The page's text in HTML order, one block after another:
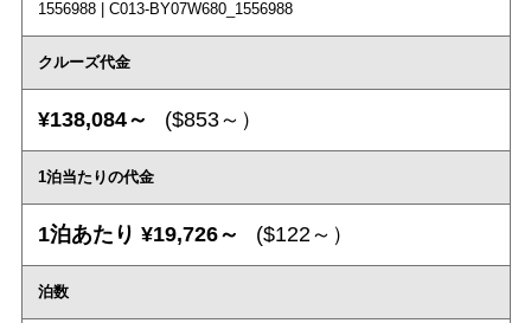
1556988 | C013-BY07W680_1556988
クルーズ代金
¥138,084～ ($853～）
1泊当たりの代金
1泊あたり ¥19,726～ ($122～）
泊数